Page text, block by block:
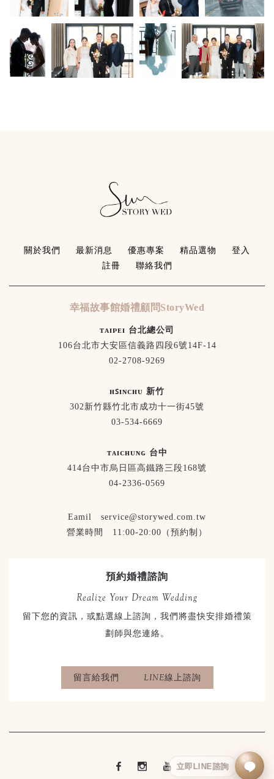
關於我們 最新消息 優惠專案 精品選物
登入
註冊
聯絡我們
幸福故事館婚禮顧問StoryWed
ᴛᴀɪᴘᴇɪ 台北總公司
106台北市大安區信義路四段6號14F-14
02-2708-9269
ʜꜱɪɴᴄʜᴜ 新竹
302新竹縣竹北市成功十一街45號
03-534-6669
ᴛᴀɪᴄʜᴜɴɢ 台中
414台中市烏日區高鐵路三段168號
04-2336-0569
Eamil service@storywed.com.tw
營業時間 11:00-20:00（預約制）
預約婚禮諮詢
Realize Your Dream Wedding
留下您的資訊，或點選線上諮詢，我們將盡快安排婚禮策
劃師與您連絡。
留言給我們 LINE線上諮詢